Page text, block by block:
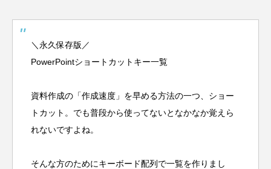
＼永久保存版／
PowerPointショートカットキー一覧
資料作成の「作成速度」を早める方法の一つ、ショー
トカット。でも普段から使ってないとなかなか覚えら
れないですよね。
そんな方のためにキーボード配列で一覧を作りまし